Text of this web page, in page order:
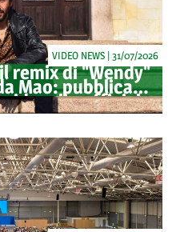
remix di "Wendy"
Mao: pubblicato
videoclip ufficiale
VIDEO NEWS | 31/07/2026